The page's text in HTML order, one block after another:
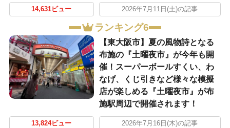
14,631ビュー 2026年7月11日(土)の記事
ランキング6
【東大阪市】夏の風物詩となる
布施の『土曜夜市』が今年も開
催！スーパーボールすくい、わ
なげ、くじ引きなど様々な模擬
店が楽しめる『土曜夜市』が布
施駅周辺で開催されます！
13,824ビュー 2026年7月16日(木)の記事